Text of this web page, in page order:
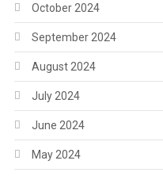
October 2024
September 2024
August 2024
July 2024
June 2024
May 2024